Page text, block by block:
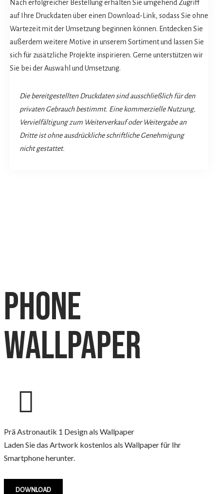
Nach erfolgreicher Bestellung erhalten Sie umgehend Zugriff
auf Ihre Druckdaten über einen Download-Link, sodass Sie ohne
Wartezeit mit der Umsetzung beginnen können. Entdecken Sie
außerdem weitere Motive in unserem Sortiment und lassen Sie
sich für zusätzliche Projekte inspirieren. Gerne unterstützen wir
Sie bei der Auswahl und Umsetzung.
Die bereitgestellten Druckdaten sind ausschließlich für den
privaten Gebrauch bestimmt. Eine kommerzielle Nutzung,
Vervielfältigung zum Weiterverkauf oder Weitergabe an
Dritte ist ohne ausdrückliche schriftliche Genehmigung
nicht gestattet.
phone
wallpaper
Prä Astronautik 1 Design als Wallpaper
Laden Sie das Artwork kostenlos als Wallpaper für Ihr
Smartphone herunter.
DOWNLOAD